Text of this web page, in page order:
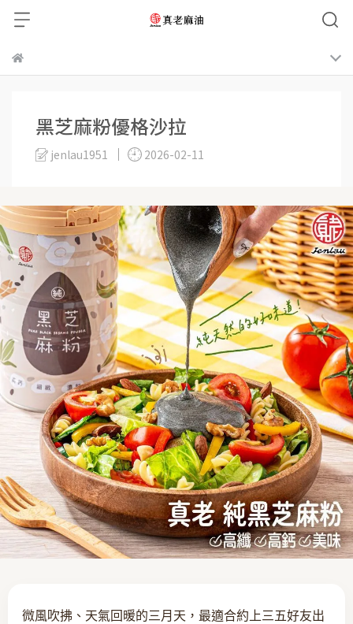
黑芝麻粉優格沙拉
jenlau1951 2026-02-11
微風吹拂、天氣回暖的三月天，最適合約上三五好友出